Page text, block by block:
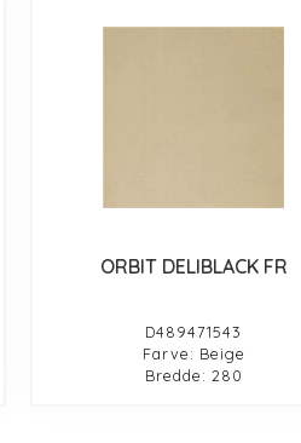
ORBIT DELIBLACK FR
D489471543
Farve: Beige
Bredde: 280